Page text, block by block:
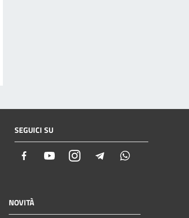
SEGUICI SU
Facebook YoutubeInstagramTelegram
NOVITÀ